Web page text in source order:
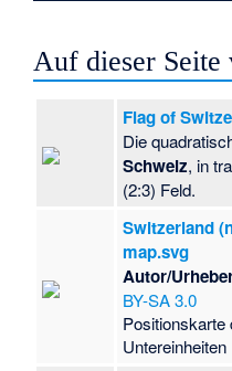
Auf dieser Seite
Flag of
Die
Schweiz, in
(2:3) Feld.
Switzerland
map.svg
Autor/
BY-SA 3.0
Untereinheiten